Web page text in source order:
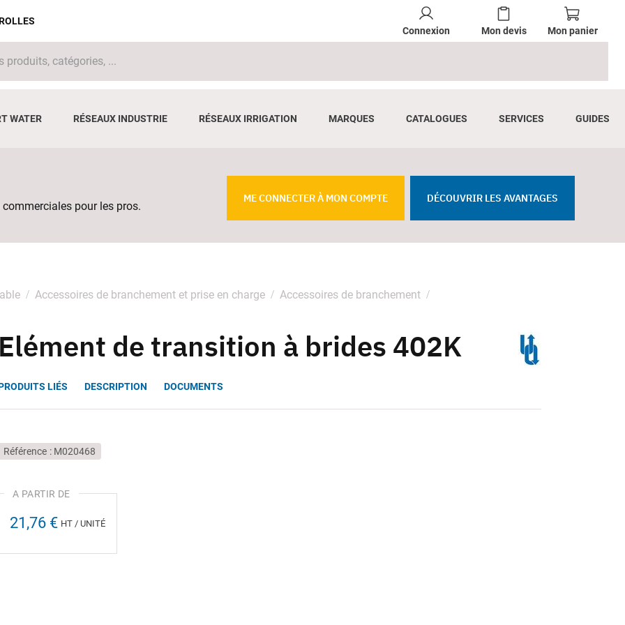
Connexion Mon devis Mon panier
WATER RÉSEAUX INDUSTRIE RÉSEAUX IRRIGATION MARQUES CATALOGUES SERVICES GUIDES
pour les pros.
ME CONNECTER À MON COMPTE DÉCOUVRIR LES AVANTAGES
Accessoires de branchement et prise en charge
Accessoires de branchement
Elément de transition à brides 402K
LIÉS DESCRIPTION DOCUMENTS
Référence M020468
21,76 € HT / UNITÉ